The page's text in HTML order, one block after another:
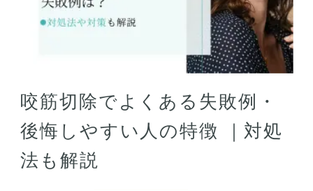
咬筋切除でよくある失敗例・
後悔しやすい人の特徴 ｜対処
法も解説